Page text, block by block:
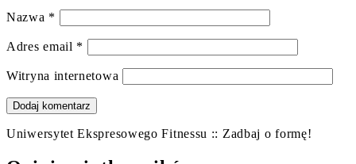
Nazwa *
Adres email *
Witryna internetowa
Uniwersytet Ekspresowego Fitnessu :: Zadbaj o formę!